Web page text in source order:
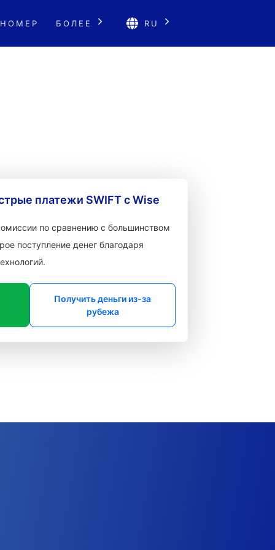
БОЛЕЕ RU
платежи SWIFT с Wise
по сравнению с большинством
поступление денег благодаря
Получить деньги из-за
рубежа